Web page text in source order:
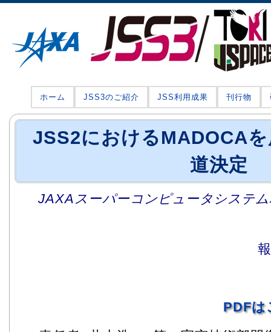
ホーム JSS3のご紹介 JSS利用成果 刊行物
JSS2におけるMADOCA
道決定
JAXAスーパーコンピュータシステ
PDFは